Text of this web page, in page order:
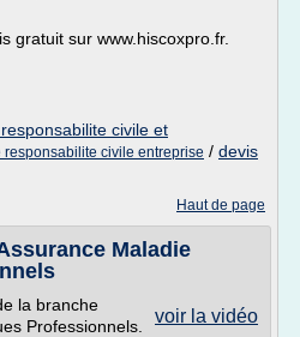
gratuit sur www.hiscoxpro.fr.
civile et
responsabilite civile entreprise / devis
Haut de page
Maladie
voir la vidéo
la branche
Professionnels.